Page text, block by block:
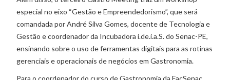
especial no eixo “Gestão e Empreendedorismo”, que será
comandada por André Silva Gomes, docente de Tecnologia e
Gestão e coordenador da Incubadora i.de.i.a.S. do Senac-PE,
ensinando sobre o uso de ferramentas digitais para as rotinas
gerenciais e operacionais de negócios em Gastronomia.
Para o coordenador do curso de Gastronomia da FacSenac,